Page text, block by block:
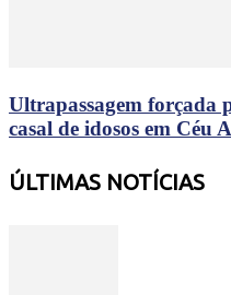
Ultrapassagem forçada
casal de idosos em Céu
ÚLTIMAS NOTÍCIAS